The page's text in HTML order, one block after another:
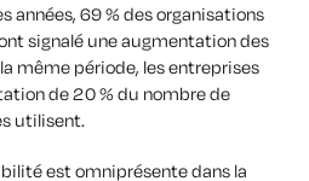
années, 69 % des organisations
signalé une augmentation des
même période, les entreprises
de 20 % du nombre de
utilisent.
est omniprésente dans la